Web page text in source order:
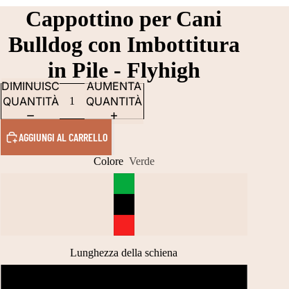
Cappottino per Cani
Bulldog con Imbottitura
in Pile - Flyhigh
DIMINUISCI
QUANTITÀ
AUMENTA
QUANTITÀ
AGGIUNGI AL CARRELLO
Colore Verde
Lunghezza della schiena